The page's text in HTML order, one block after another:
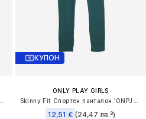
КУПОН
ONLY PLAY GIRLS
12,51 € (24,47 лв.³)